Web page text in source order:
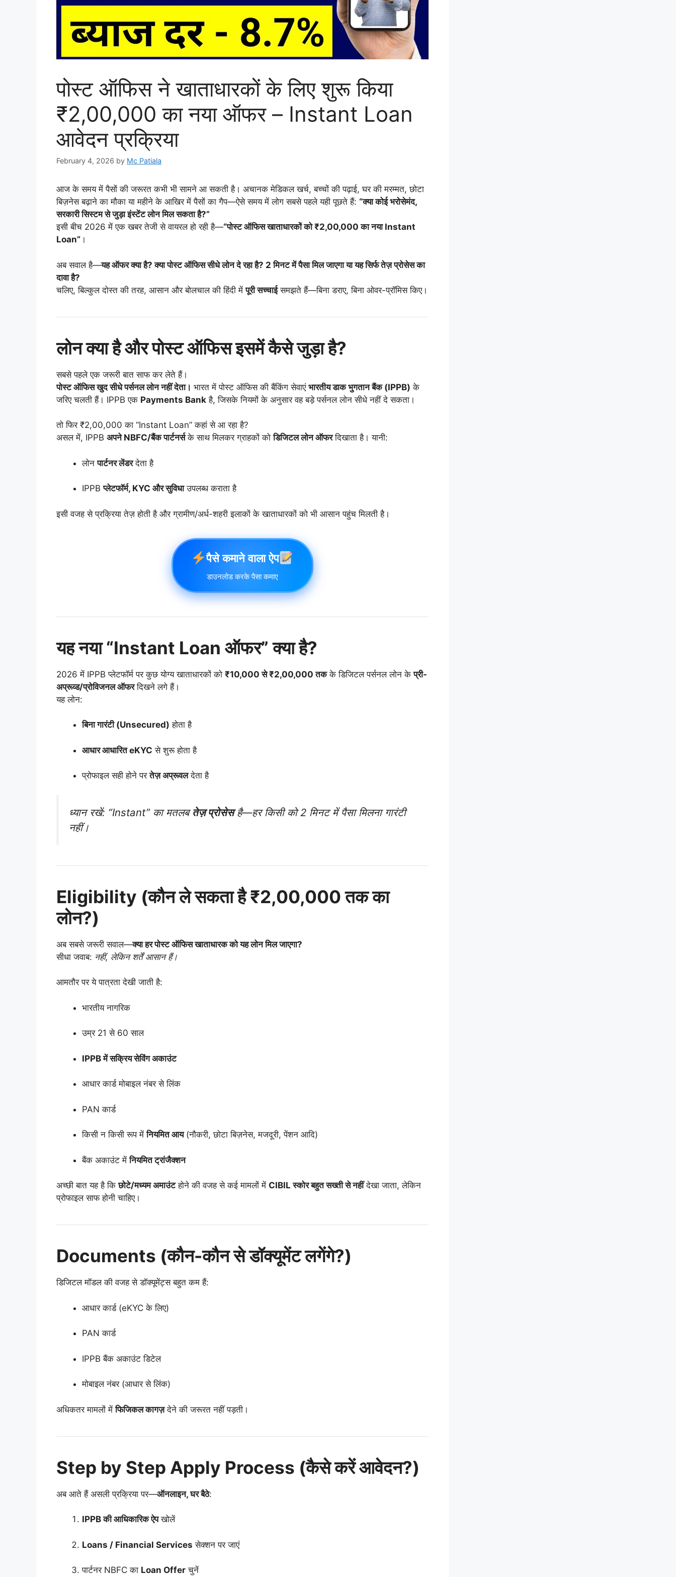
पोस्ट ऑफिस ने खाताधारकों के लिए शुरू किया
₹2,00,000 का नया ऑफर – Instant Loan
आवेदन प्रक्रिया
February 4, 2026 by Mc Patiala
आज के समय में पैसों की जरूरत कभी भी सामने आ सकती है। अचानक मेडिकल खर्च, बच्चों की पढ़ाई, घर की मरम्मत, छोटा
बिज़नेस बढ़ाने का मौका या महीने के आखिर में पैसों का गैप—ऐसे समय में लोग सबसे पहले यही पूछते हैं: “क्या कोई भरोसेमंद,
सरकारी सिस्टम से जुड़ा इंस्टेंट लोन मिल सकता है?”
इसी बीच 2026 में एक खबर तेजी से वायरल हो रही है—“पोस्ट ऑफिस खाताधारकों को ₹2,00,000 का नया Instant
Loan” ।
अब सवाल है—यह ऑफर क्या है? क्या पोस्ट ऑफिस सीधे लोन दे रहा है? 2 मिनट में पैसा मिल जाएगा या यह सिर्फ तेज़ प्रोसेस का
दावा है?
चलिए, बिल्कुल दोस्त की तरह, आसान और बोलचाल की हिंदी मेंपूरी सच्चाईसमझते हैं—बिना डराए, बिना ओवर-प्रॉमिस किए।
लोन क्या है और पोस्ट ऑफिस इसमें कैसे जुड़ा है?
सबसे पहले एक जरूरी बात साफ कर लेते हैं।
पोस्ट ऑफिस खुद सीधे पर्सनल लोन नहीं देता। भारत में पोस्ट ऑफिस की बैंकिंग सेवाएं भारतीय डाक भुगतान बैंक(IPPB) के
जरिए चलती हैं। IPPB एक Payments Bank है, जिसके नियमों के अनुसार वह बड़े पर्सनल लोन सीधे नहीं दे सकता।
तो फिर ₹2,00,000 का “Instant Loan” कहां से आ रहा है?
असल में, IPPB अपने NBFC/बैंक पार्टनर्सके साथ मिलकर ग्राहकों कोडिजिटल लोन ऑफरदिखाता है। यानी:
लोनपार्टनर लेंडरदेता है
IPPBप्लेटफॉर्म, KYC और सुविधाउपलब्ध कराता है
इसी वजह से प्रक्रिया तेज़ होती है और ग्रामीण/अर्ध-शहरी इलाकों के खाताधारकों को भी आसान पहुंच मिलती है।
पैसे कमाने वाला ऐप
डाउनलोड करके पैसा कमाए
यह नया “Instant Loan ऑफर” क्या है?
2026 में IPPB प्लेटफॉर्म पर कुछ योग्य खाताधारकों को ₹10,000 से ₹2,00,000 तकके डिजिटल पर्सनल लोन केप्री-
अप्रूव्ड/प्रोविजनल ऑफरदिखने लगे हैं।
यह लोन:
बिना गारंटी (Unsecured) होता है
आधार आधारित eKYC से शुरू होता है
प्रोफाइल सही होने परतेज़ अप्रूवलदेता है
ध्यान रखें: “Instant” का मतलबतेज़ प्रोसेसहै—हर किसी को 2 मिनट में पैसा मिलना गारंटी
नहीं।
Eligibility (कौन ले सकता है ₹2,00,000 तक का
लोन?)
अब सबसे जरूरी सवाल—क्या हर पोस्ट ऑफिस खाताधारक को यह लोन मिल जाएगा?
सीधा जवाब: नहीं, लेकिन शर्तें आसान हैं।
आमतौर पर ये पात्रता देखी जाती है:
भारतीय नागरिक
उम्र 21 से 60 साल
IPPB में सक्रिय सेविंग अकाउंट
आधार कार्ड मोबाइल नंबर से लिंक
PAN कार्ड
किसी न किसी रूप मेंनियमित आय(नौकरी, छोटा बिज़नेस, मजदूरी, पेंशन आदि)
बैंक अकाउंट मेंनियमित ट्रांजैक्शन
अच्छी बात यह है किछोटे/मध्यम अमाउंटहोने की वजह से कई मामलों में CIBIL स्कोर बहुत सख्ती से नहींदेखा जाता, लेकिन
प्रोफाइल साफ होनी चाहिए।
Documents (कौन-कौन से डॉक्यूमेंट लगेंगे?)
डिजिटल मॉडल की वजह से डॉक्यूमेंट्स बहुत कम हैं:
आधार कार्ड (eKYC के लिए)
PAN कार्ड
IPPB बैंक अकाउंट डिटेल
मोबाइल नंबर (आधार से लिंक)
अधिकतर मामलों मेंफिजिकल कागज़देने की जरूरत नहीं पड़ती।
Step by Step Apply Process (कैसे करें आवेदन?)
अब आते हैं असली प्रक्रिया पर—ऑनलाइन, घर बैठे:
IPPB की आधिकारिक ऐपखोलें
Loans / Financial Services सेक्शन पर जाएं
पार्टनर NBFC का Loan Offer चुनें